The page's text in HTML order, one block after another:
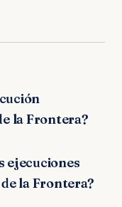
la Frontera?
ejecuciones
la Frontera?